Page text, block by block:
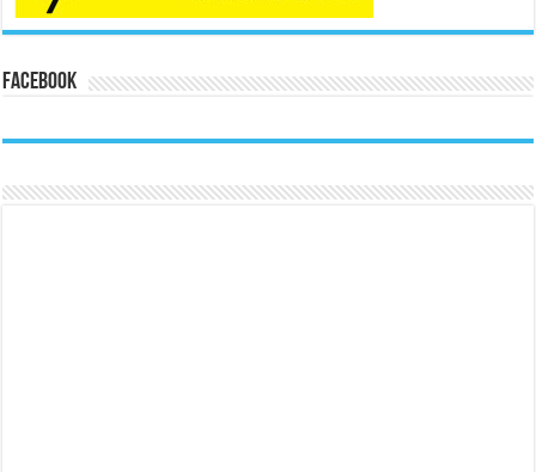
Facebook